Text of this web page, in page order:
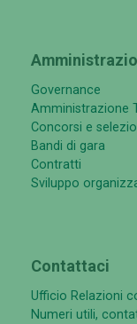
Governance
Amministrazione
Concorsi e
Bandi di gara
Contratti
Sviluppo
Contattaci
Ufficio Relazioni
Numeri utili,